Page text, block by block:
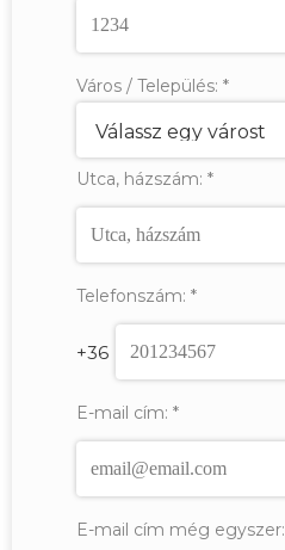
Város / Település: *
Utca, házszám: *
Telefonszám: *
+36
E-mail cím: *
E-mail cím még egyszer: